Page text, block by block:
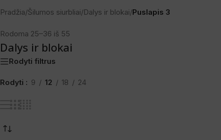
Pradžia/Šilumos siurbliai/Dalys ir blokai/Puslapis 3
Rodoma 25–36 iš 55
Dalys ir blokai
Rodyti filtrus
Rodyti 9 12 18 24